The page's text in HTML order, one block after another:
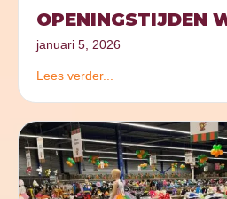
OPENINGSTIJDEN
januari 5, 2026
Lees verder...